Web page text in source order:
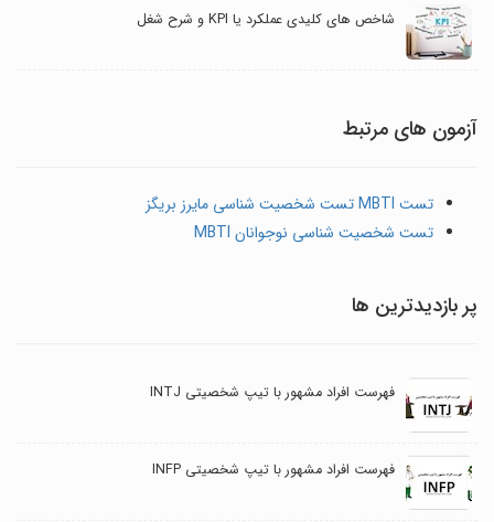
شاخص های کلیدی عملکرد یا KPI و شرح شغل
آزمون های مرتبط
تست MBTI تست شخصیت شناسی مایرز بریگز
تست شخصیت شناسی نوجوانان MBTI
پر بازدیدترین ها
فهرست افراد مشهور با تیپ شخصیتی INTJ
فهرست افراد مشهور با تیپ شخصیتی INFP